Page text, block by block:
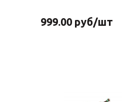
999.00 руб/шт